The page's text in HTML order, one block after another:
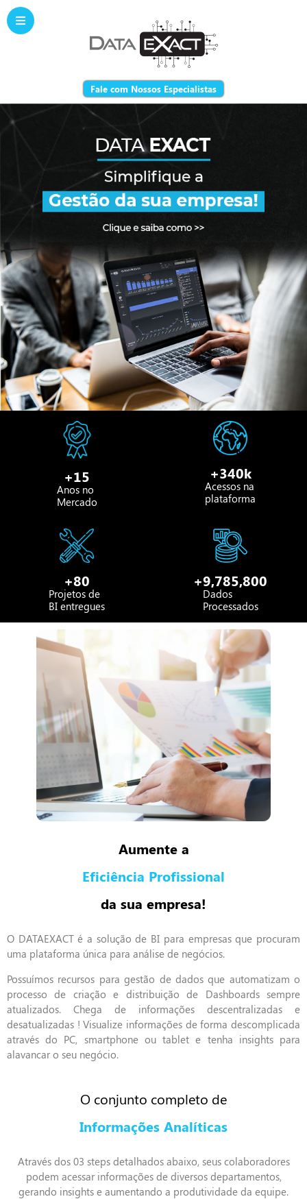
Fale com Nossos Especialistas
Anos no
Mercado
+15
Acessos na
plataforma
+340k
Projetos de
BI entregues
+80
Dados
Processados
+9,785,800
Aumente a
Eficiência Profissional
da sua empresa!
O DATAEXACT é a solução de BI para empresas que procuram
uma plataforma única para análise de negócios.
Possuímos recursos para gestão de dados que automatizam o
processo de criação e distribuição de Dashboards sempre
atualizados. Chega de informações descentralizadas e
desatualizadas ! Visualize informações de forma descomplicada
através do PC, smartphone ou tablet e tenha insights para
alavancar o seu negócio.
O conjunto completo de
Informações Analíticas
Através dos 03 steps detalhados abaixo, seus colaboradores
podem acessar informações de diversos departamentos,
gerando insights e aumentando a produtividade da equipe.